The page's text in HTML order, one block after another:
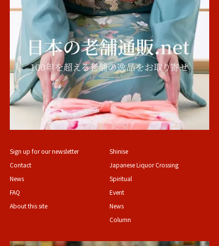
Sign up for our newsletter
Contact
News
FAQ
About this site
Shinise
Japanese Liquor Crossing
Spiritual
Event
News
Column